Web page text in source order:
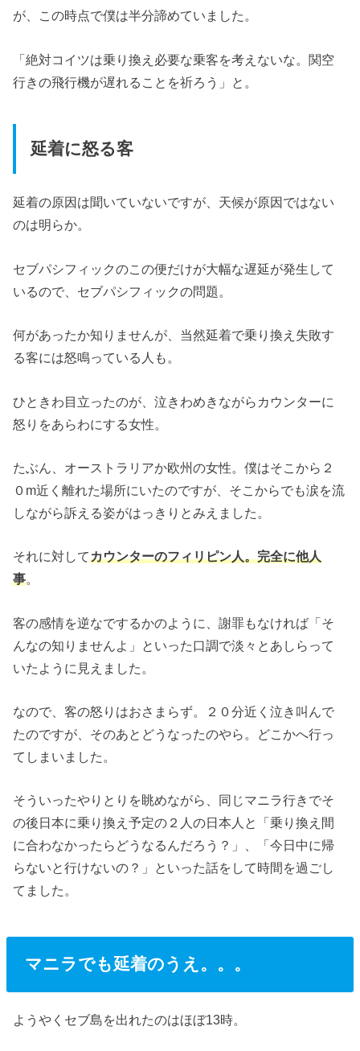
が、この時点で僕は半分諦めていました。
「絶対コイツは乗り換え必要な乗客を考えないな。関空
行きの飛行機が遅れることを祈ろう」と。
延着に怒る客
延着の原因は聞いていないですが、天候が原因ではない
のは明らか。
セブパシフィックのこの便だけが大幅な遅延が発生して
いるので、セブパシフィックの問題。
何があったか知りませんが、当然延着で乗り換え失敗す
る客には怒鳴っている人も。
ひときわ目立ったのが、泣きわめきながらカウンターに
怒りをあらわにする女性。
たぶん、オーストラリアか欧州の女性。僕はそこから２
０m近く離れた場所にいたのですが、そこからでも涙を流
しながら訴える姿がはっきりとみえました。
それに対してカウンターのフィリピン人。完全に他人
事。
客の感情を逆なでするかのように、謝罪もなければ「そ
んなの知りませんよ」といった口調で淡々とあしらって
いたように見えました。
なので、客の怒りはおさまらず。２０分近く泣き叫んで
たのですが、そのあとどうなったのやら。どこかへ行っ
てしまいました。
そういったやりとりを眺めながら、同じマニラ行きでそ
の後日本に乗り換え予定の２人の日本人と「乗り換え間
に合わなかったらどうなるんだろう？」、「今日中に帰
らないと行けないの？」といった話をして時間を過ごし
てました。
マニラでも延着のうえ。。。
ようやくセブ島を出れたのはほぼ13時。